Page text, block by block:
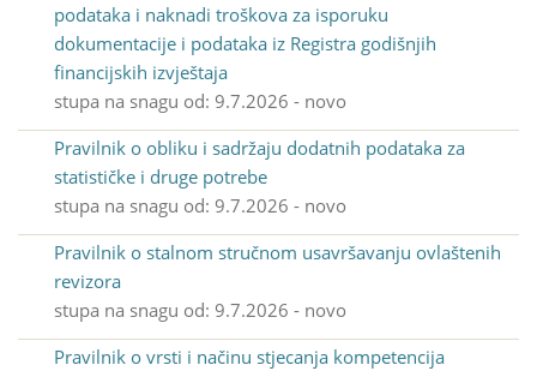
podataka i naknadi troškova za isporuku
dokumentacije i podataka iz Registra godišnjih
financijskih izvještaja
stupa na snagu od: 9.7.2026 - novo
Pravilnik o obliku i sadržaju dodatnih podataka za
statističke i druge potrebe
stupa na snagu od: 9.7.2026 - novo
Pravilnik o stalnom stručnom usavršavanju ovlaštenih
revizora
stupa na snagu od: 9.7.2026 - novo
Pravilnik o vrsti i načinu stjecanja kompetencija